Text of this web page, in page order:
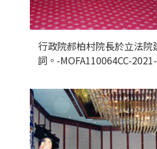
行政院郝柏村院長於立法院
詞。-MOFA110064CC-